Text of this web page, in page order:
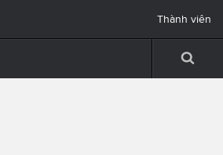
Thành viên